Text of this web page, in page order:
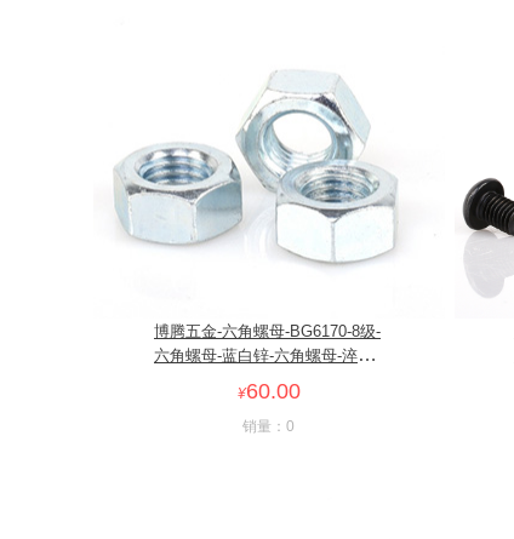
博腾五金-六角螺母-BG6170-8级-
六角螺母-蓝白锌-六角螺母-淬火
¥60.00
销量：0